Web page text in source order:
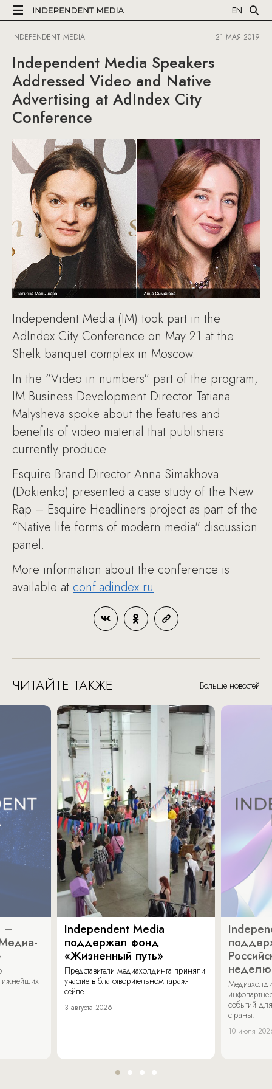
EN
INDEPENDENT MEDIA 21 МАЯ 2019
Independent Media Speakers
Addressed Video and Native
Advertising at AdIndex City
Conference
Independent Media (IM) took part in the
AdIndex City Conference on May 21 at the
Shelk banquet complex in Moscow.
In the “Video in numbers" part of the program,
IM Business Development Director Tatiana
Malysheva spoke about the features and
benefits of video material that publishers
currently produce.
Esquire Brand Director Anna Simakhova
(Dokienko) presented a case study of the New
Rap – Esquire Headliners project as part of the
“Native life forms of modern media" discussion
panel.
More information about the conference is
available at conf.adindex.ru.
ЧИТАЙТЕ ТАКЖЕ Больше новостей
–
Independent Media
поддержал фонд
«Жизненный путь»
Представители медиахолдинга приняли
участие в благотворительном гараж-
сейле.
3 августа 2026
неделю
событий
страны.
10 июля